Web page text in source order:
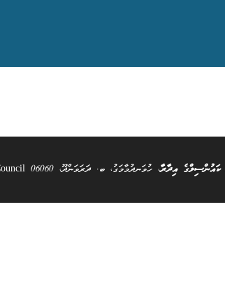
ކައުންސިލްގެ އިދާރާ، ހުވަނދުމާމަގު، ބ. ދަރަވަންދޫ، 06060 All Rights Reserved @ 2025 Dharavandhoo Council